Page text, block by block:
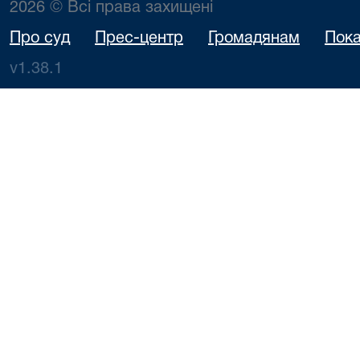
2026 © Всі права захищені
Про суд Прес-центр Громадянам
v1.38.1